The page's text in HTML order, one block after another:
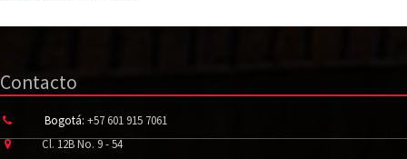
Contacto
Bogotá:+57 601 915 7061
Cl. 12B No. 9 - 54